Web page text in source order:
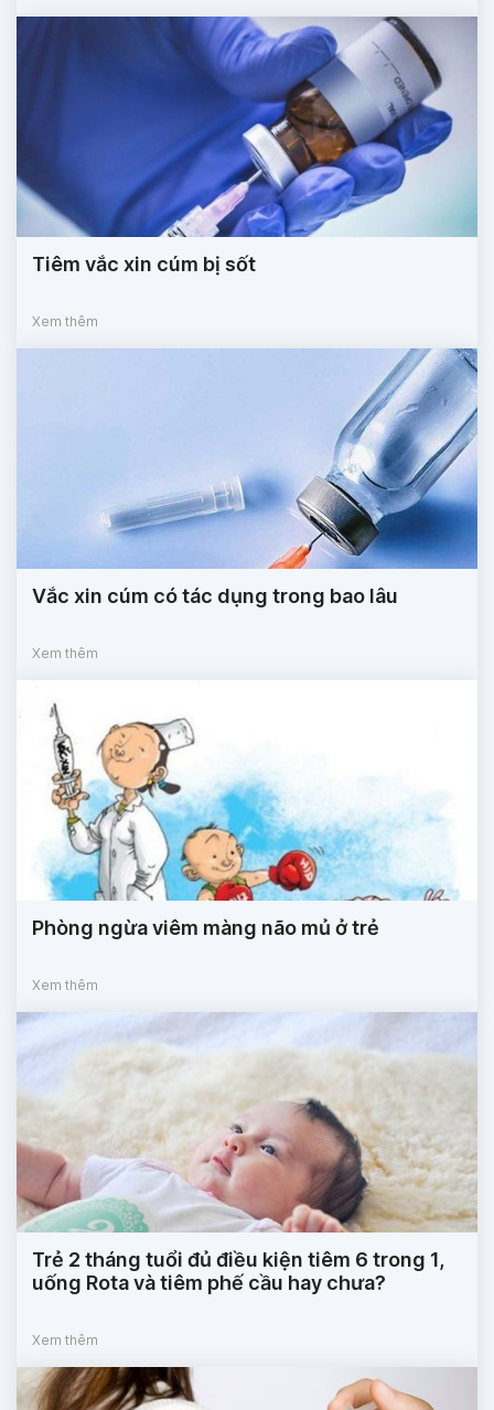
Tiêm vắc xin cúm bị sốt
Xem thêm
Vắc xin cúm có tác dụng trong bao lâu
Xem thêm
Phòng ngừa viêm màng não mủ ở trẻ
Xem thêm
Trẻ 2 tháng tuổi đủ điều kiện tiêm 6 trong 1,
uống Rota và tiêm phế cầu hay chưa?
Xem thêm